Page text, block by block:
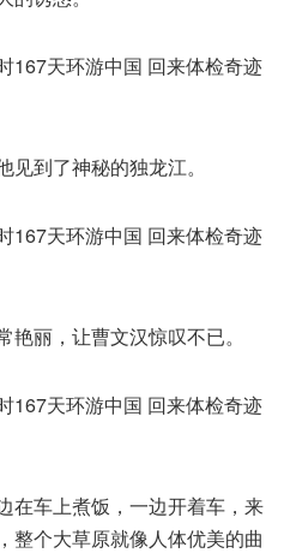
到了神秘的独龙江。
丽，让曹文汉惊叹不已。
在车上煮饭，一边开着车，来
整个大草原就像人体优美的曲